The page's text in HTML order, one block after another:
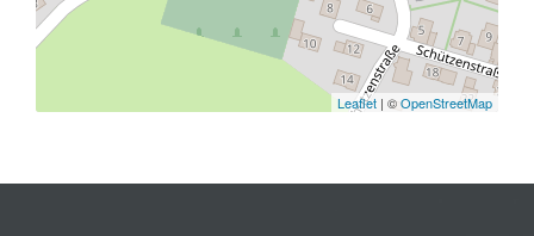
Leaflet | ©OpenStreetMap